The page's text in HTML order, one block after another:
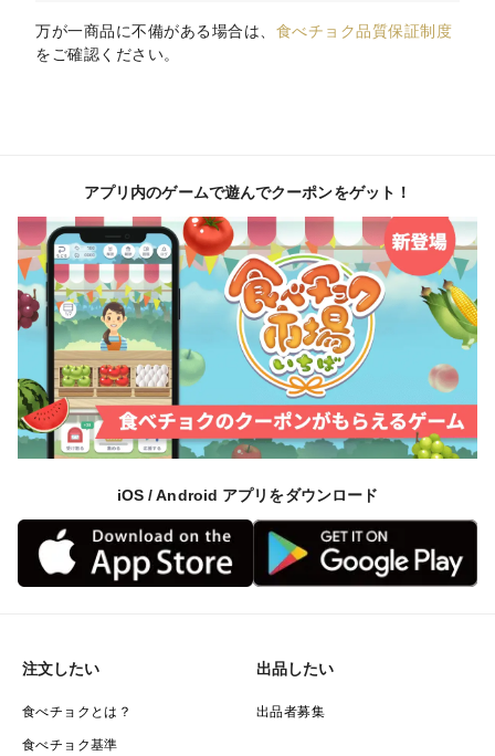
万が一商品に不備がある場合は、 食べチョク品質保証制度
をご確認ください。
アプリ内のゲームで遊んでクーポンをゲット！
iOS / Android アプリをダウンロード
注文したい
食べチョクとは？
食べチョク基準
出品したい
出品者募集